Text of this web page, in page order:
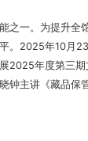
之一。为提升全
。2025年10月
2025年度第三期
钟主讲《藏品保
一线工作经验，以